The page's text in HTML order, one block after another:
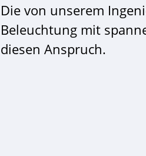
Die von unserem
Beleuchtung mit
diesen Anspruch.